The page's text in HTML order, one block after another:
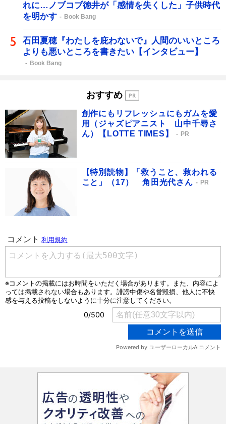
れに…ノブコブ徳井が「感情を失くした」子供時代
を明かす
Book Bang
石田夏穂『わたしを庇わないで』人間のいいところ
よりも悪いところを書きたい【インタビュー】
Book Bang
おすすめ
創作にもリフレッシュにもガムを愛
用（ジャズピアニスト 山中千尋さ
ん）【LOTTE TIMES】
PR
【特別読物】「救うこと、救われる
こと」（17） 角田光代さん
PR